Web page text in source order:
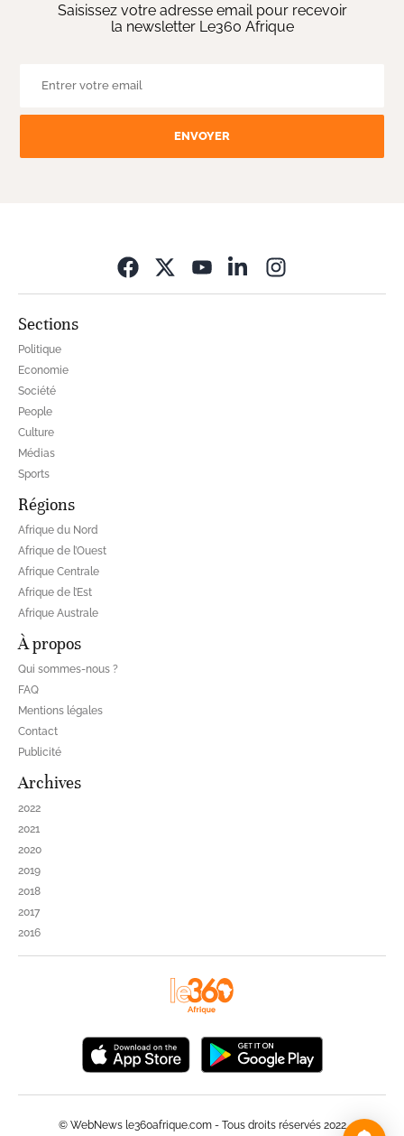
Saisissez votre adresse email pour recevoir
la newsletter Le360 Afrique
ENVOYER
Sections
Politique
Economie
Société
People
Culture
Médias
Sports
Régions
Afrique du Nord
Afrique de l’Ouest
Afrique Centrale
Afrique de l’Est
Afrique Australe
À propos
Qui sommes-nous ?
FAQ
Mentions légales
Contact
Publicité
Archives
2022
2021
2020
2019
2018
2017
2016
© WebNews le360afrique.com - Tous droits réservés 2022